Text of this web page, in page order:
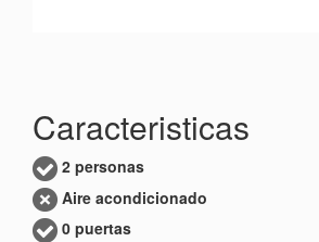
Caracteristicas
2 personas
Aire acondicionado
0 puertas